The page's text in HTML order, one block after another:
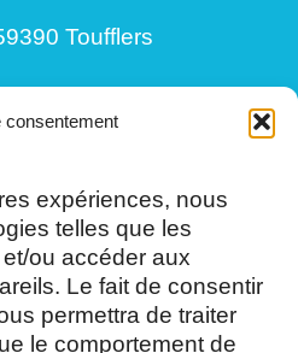
consentement
expériences, nous
telles que les
ou accéder aux
Le fait de consentir
permettra de traiter
le comportement de
Toufflers
12h